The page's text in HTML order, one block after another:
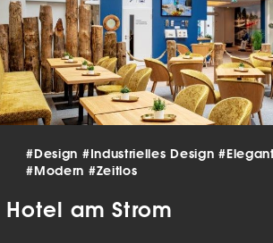
#Design #Industrielles Design
#Modern #Zeitlos
Hotel am Strom
grundlegende Funktionen und sind für die
erforderlich.
unsere Website nutzen.